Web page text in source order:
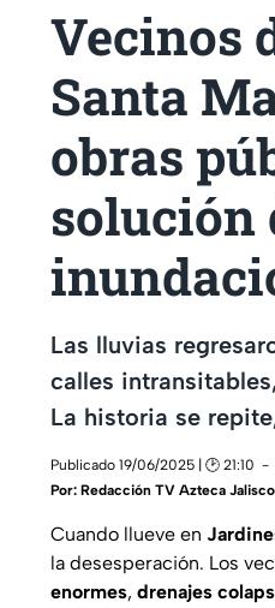
Vecinos
Santa
obras
solución
Las lluvias
calles
La historia se
Publicado 19/06/2025 | 🕑 21:10
Por: Redacción TV Azteca Jalisco
Cuando llueve en
la desesperación. Los
enormes, drenajes